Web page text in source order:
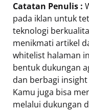
Catatan Penulis :
pada iklan untuk
teknologi
menikmati artikel
whitelist halaman
bentuk dukungan
dan berbagi
Kamu juga bisa
melalui dukungan